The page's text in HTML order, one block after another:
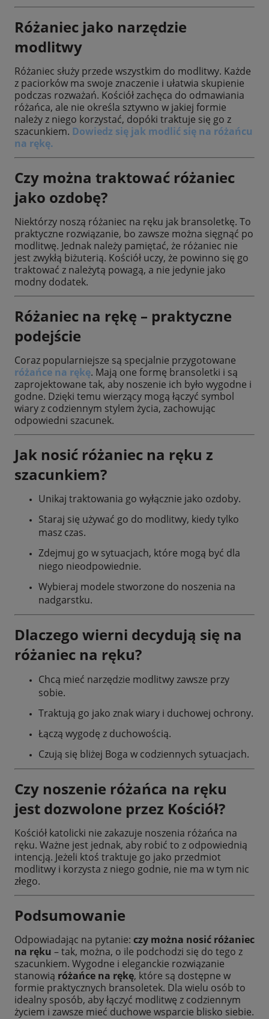
Różaniec jako narzędzie
modlitwy
Różaniec służy przede wszystkim do modlitwy. Każde
z paciorków ma swoje znaczenie i ułatwia skupienie
podczas rozważań. Kościół zachęca do odmawiania
różańca, ale nie określa sztywno w jakiej formie
należy z niego korzystać, dopóki traktuje się go z
szacunkiem. Dowiedz się jak modlić się na różańcu
na rękę.
Czy można traktować różaniec
jako ozdobę?
Niektórzy noszą różaniec na ręku jak bransoletkę. To
praktyczne rozwiązanie, bo zawsze można sięgnąć po
modlitwę. Jednak należy pamiętać, że różaniec nie
jest zwykłą biżuterią. Kościół uczy, że powinno się go
traktować z należytą powagą, a nie jedynie jako
modny dodatek.
Różaniec na rękę – praktyczne
podejście
Coraz popularniejsze są specjalnie przygotowane
różańce na rękę. Mają one formę bransoletki i są
zaprojektowane tak, aby noszenie ich było wygodne i
godne. Dzięki temu wierzący mogą łączyć symbol
wiary z codziennym stylem życia, zachowując
odpowiedni szacunek.
Jak nosić różaniec na ręku z
szacunkiem?
Unikaj traktowania go wyłącznie jako ozdoby.
Staraj się używać go do modlitwy, kiedy tylko
masz czas.
Zdejmuj go w sytuacjach, które mogą być dla
niego nieodpowiednie.
Wybieraj modele stworzone do noszenia na
nadgarstku.
Dlaczego wierni decydują się na
różaniec na ręku?
Chcą mieć narzędzie modlitwy zawsze przy
sobie.
Traktują go jako znak wiary i duchowej ochrony.
Łączą wygodę z duchowością.
Czują się bliżej Boga w codziennych sytuacjach.
Czy noszenie różańca na ręku
jest dozwolone przez Kościół?
Kościół katolicki nie zakazuje noszenia różańca na
ręku. Ważne jest jednak, aby robić to z odpowiednią
intencją. Jeżeli ktoś traktuje go jako przedmiot
modlitwy i korzysta z niego godnie, nie ma w tym nic
złego.
Podsumowanie
Odpowiadając na pytanie: czy można nosić różaniec
na ręku – tak, można, o ile podchodzi się do tego z
szacunkiem. Wygodne i eleganckie rozwiązanie
stanowią różańce na rękę, które są dostępne w
formie praktycznych bransoletek. Dla wielu osób to
idealny sposób, aby łączyć modlitwę z codziennym
życiem i zawsze mieć duchowe wsparcie blisko siebie.